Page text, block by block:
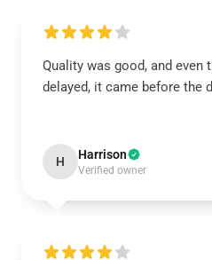
Quality was good, and even
delayed, it came before the
H Harrison
Verified owner